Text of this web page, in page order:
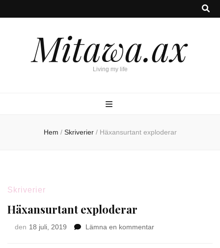
Mitawa.ax
Living my life
Hem / Skriverier / Häxansurtant exploderar
Skriverier
Häxansurtant exploderar
den 18 juli, 2019 Lämna en kommentarpå